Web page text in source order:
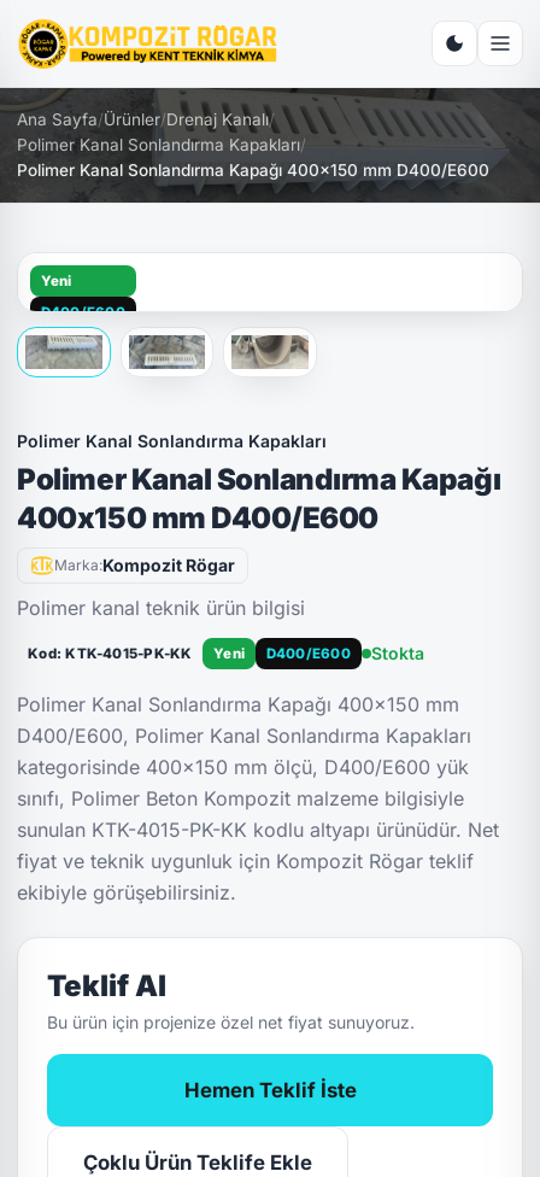
Ana Sayfa/Ürünler/Drenaj Kanalı/
Polimer Kanal Sonlandırma Kapakları/
Polimer Kanal Sonlandırma Kapağı 400x150 mm D400/E600
Yeni
D400/E600
Polimer Kanal Sonlandırma Kapakları
Polimer Kanal Sonlandırma Kapağı
400x150 mm D400/E600
Marka:Kompozit Rögar
Polimer kanal teknik ürün bilgisi
Kod: KTK-4015-PK-KK Yeni D400/E600 Stokta
Polimer Kanal Sonlandırma Kapağı 400x150 mm
D400/E600, Polimer Kanal Sonlandırma Kapakları
kategorisinde 400x150 mm ölçü, D400/E600 yük
sınıfı, Polimer Beton Kompozit malzeme bilgisiyle
sunulan KTK-4015-PK-KK kodlu altyapı ürünüdür. Net
fiyat ve teknik uygunluk için Kompozit Rögar teklif
ekibiyle görüşebilirsiniz.
Teklif Al
Bu ürün için projenize özel net fiyat sunuyoruz.
Hemen Teklif İste
Çoklu Ürün Teklife Ekle